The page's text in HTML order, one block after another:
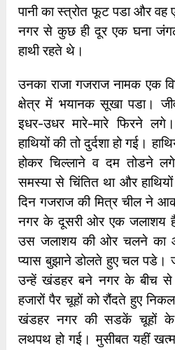
पानी का स्त्रोत फूट पडा और
नगर से कुछ ही दूर एक घना
हाथी रहते थे।
उनका राजा गजराज नामक एक
क्षेत्र में भयानक सूखा पडा।
इधर-उधर मारे-मारे फिरने
हाथियों की तो दुर्दशा हो गई।
होकर चिल्लाने व दम तोडने
समस्या से चिंतित था और
दिन गजराज की मित्र चील ने
नगर के दूसरी ओर एक जलाशय
उस जलाशय की ओर चलने का
प्यास बुझाने डोलते हुए चल
उन्हें खंडहर बने नगर के बीच से
हजारों पैर चूहों को रौंदते हुए
खंडहर नगर की सडकें चूहों
लथपथ हो गई। मुसीबत यहीं